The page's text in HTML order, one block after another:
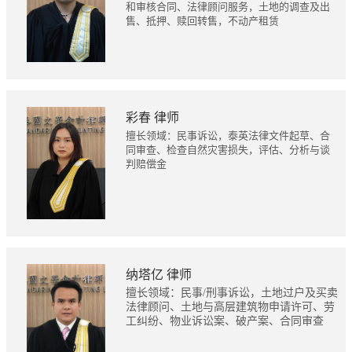
和审核合同、法律顾问服务，土地的调查及出
售、抵押、赎回转售，不动产租赁
彩春 律师
擅长领域：民事诉讼，泰英法律文件起草、合
同审查、检查自然灾害损失，评估、分析与谈
判赔偿金
纳塔亿 律师
擅长领域：民事/刑事诉讼，土地过户及买卖
法律顾问、土地与高层建筑物申请许可、劳
工纠纷、物业诉讼案、破产案、合同审查